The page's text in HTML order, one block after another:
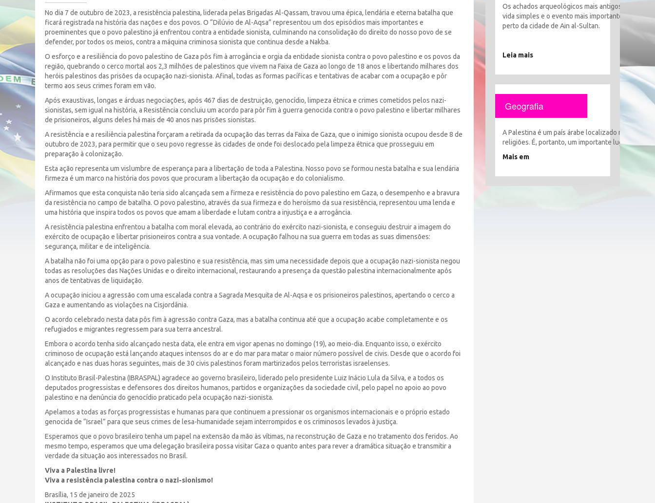
No dia 7 de outubro de 2023, a resistência palestina, liderada pelas Brigadas Al-Qassam, travou uma épica, lendária e eterna batalha que
ficará registrada na história das nações e dos povos. O “Dilúvio de Al-Aqsa” representou um dos episódios mais importantes e
proeminentes que o povo palestino já enfrentou contra a entidade sionista, culminando na consolidação do direito do nosso povo de se
defender, por todos os meios, contra a máquina criminosa sionista que continua desde a Nakba.
O esforço e a resiliência do povo palestino de Gaza pôs fim à arrogância e orgia da entidade sionista contra o povo palestino e os povos da
região, quebrando o cerco mortal aos 2,3 milhões de palestinos que vivem na Faixa de Gaza ao longo de 18 anos e libertando milhares dos
heróis palestinos das prisões da ocupação nazi-sionista. Afinal, todas as formas pacíficas e tentativas de acabar com a ocupação e pôr
termo aos seus crimes foram em vão.
Após exaustivas, longas e árduas negociações, após 467 dias de destruição, genocídio, limpeza étnica e crimes cometidos pelos nazi-
sionistas, sem igual na história, a Resistência concluiu um acordo para pôr fim à guerra genocida contra o povo palestino e libertar milhares
de prisioneiros, alguns deles há mais de 40 anos nas prisões sionistas.
A resistência e a resiliência palestina forçaram a retirada da ocupação das terras da Faixa de Gaza, que o inimigo sionista ocupou desde 8 de
outubro de 2023, para permitir que o seu povo regresse às cidades de onde foi deslocado pela limpeza étnica que prosseguiu em
preparação à colonização.
Esta ação representa um vislumbre de esperança para a libertação de toda a Palestina. Nosso povo se formou nesta batalha e sua lendária
firmeza é um marco na história dos povos que procuram a libertação da ocupação e do colonialismo.
Afirmamos que esta conquista não teria sido alcançada sem a firmeza e resistência do povo palestino em Gaza, o desempenho e a bravura
da resistência no campo de batalha. O povo palestino, através da sua firmeza e do heroísmo da sua resistência, representou uma lenda e
uma história que inspira todos os povos que amam a liberdade e lutam contra a injustiça e a arrogância.
A resistência palestina enfrentou a batalha com moral elevada, ao contrário do exército nazi-sionista, e conseguiu destruir a imagem do
exército de ocupação e libertar prisioneiros contra a sua vontade. A ocupação falhou na sua guerra em todas as suas dimensões:
segurança, militar e de inteligência.
A batalha não foi uma opção para o povo palestino e sua resistência, mas sim uma necessidade depois que a ocupação nazi-sionista negou
todas as resoluções das Nações Unidas e o direito internacional, restaurando a presença da questão palestina internacionalmente após
anos de tentativas de liquidação.
A ocupação iniciou a agressão com uma escalada contra a Sagrada Mesquita de Al-Aqsa e os prisioneiros palestinos, apertando o cerco a
Gaza e aumentando as violações na Cisjordânia.
O acordo celebrado nesta data pôs fim à agressão contra Gaza, mas a batalha continua até que a ocupação acabe completamente e os
refugiados e migrantes regressem para sua terra ancestral.
Embora o acordo tenha sido alcançado nesta data, ele entra em vigor apenas no domingo (19), ao meio-dia. Enquanto isso, o exército
criminoso de ocupação está lançando ataques intensos do ar e do mar para matar o maior número possível de civis. Desde que o acordo foi
alcançado e nas duas horas seguintes, mais de 30 civis palestinos foram martirizados pelos terroristas israelenses.
O Instituto Brasil-Palestina (IBRASPAL) agradece ao governo brasileiro, liderado pelo presidente Luiz Inácio Lula da Silva, e a todos os
deputados progressistas e defensores dos direitos humanos, partidos e organizações da sociedade civil, pelo papel no apoio ao povo
palestino e na denúncia do genocídio praticado pela ocupação nazi-sionista.
Apelamos a todas as forças progressistas e humanas para que continuem a pressionar os organismos internacionais e o próprio estado
genocida de “Israel” para que seus crimes de lesa-humanidade sejam interrompidos e os criminosos levados à justiça.
Esperamos que o povo brasileiro tenha um papel na extensão da mão às vítimas, na reconstrução de Gaza e no tratamento dos feridos. Ao
mesmo tempo, esperamos que uma delegação brasileira possa visitar Gaza o quanto antes para rever a dramática situação e transmitir a
verdade da situação aos interessados no Brasil.
Viva a Palestina livre!
Viva a resistência palestina contra o nazi-sionismo!
Brasília, 15 de janeiro de 2025
Os achados arqueológicos mais antigos
vida simples e o evento mais importante foi o
perto da cidade de Ain al-Sultan.
Leia mais
Geografia
A Palestina é um país árabe localizado no
religiões. É, portanto, um importante lugar
Mais em